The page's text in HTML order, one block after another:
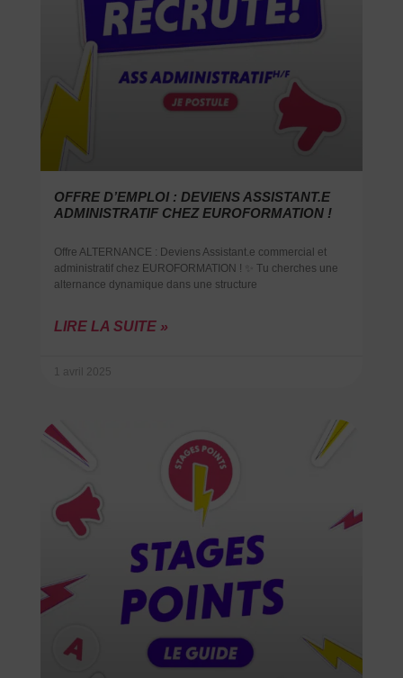
OFFRE D’EMPLOI : DEVIENS ASSISTANT.E
ADMINISTRATIF CHEZ EUROFORMATION !
Offre ALTERNANCE : Deviens Assistant.e commercial et
administratif chez EUROFORMATION ! ✨ Tu cherches une
alternance dynamique dans une structure
LIRE LA SUITE »
1 avril 2025